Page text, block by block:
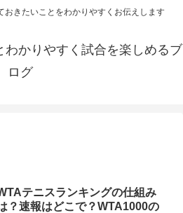
おきたいことをわかりやすくお伝えします
わかりやすく試合を楽しめるブ
ログ
テニスランキングの仕組み
？速報はどこで？WTA1000の